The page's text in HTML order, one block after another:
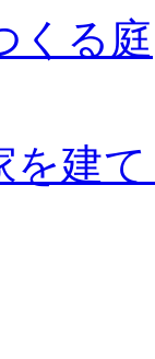
くる庭
を建